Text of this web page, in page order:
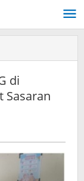
di
Sasaran